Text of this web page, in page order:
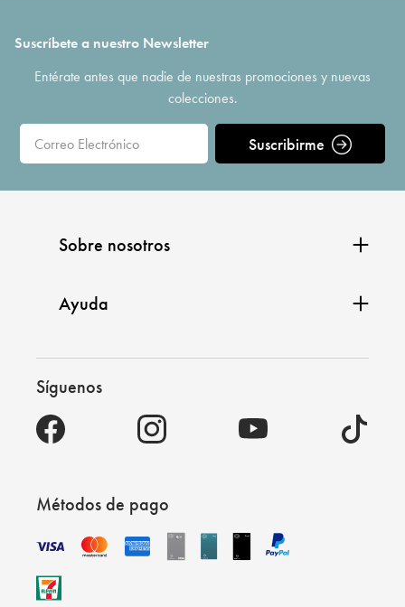
Suscríbete a nuestro Newsletter
Entérate antes que nadie de nuestras promociones y nuevas
colecciones.
Suscribirme
Sobre nosotros
Ayuda
Síguenos
Métodos de pago